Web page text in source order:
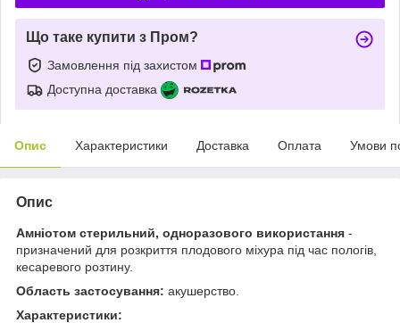
Що таке купити з Пром?
Замовлення під захистом
Доступна доставка
Опис Характеристики Доставка Оплата Умови
Опис
Амніотом стерильний, одноразового використання -
призначений для розкриття плодового міхура під час пологів,
кесаревого розтину.
Область застосування: акушерство.
Характеристики: